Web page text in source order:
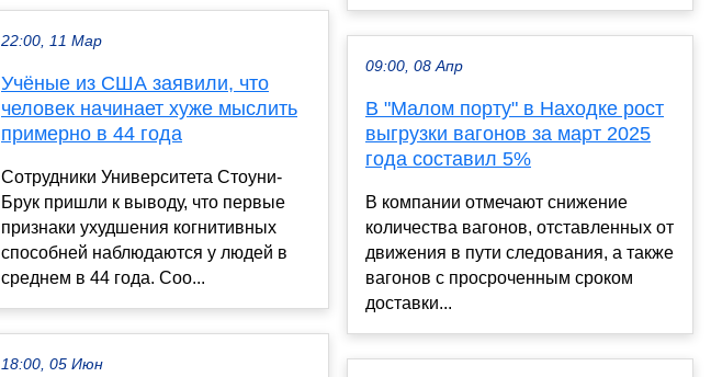
22:00, 11 Мар
Учёные из США заявили, что
человек начинает хуже мыслить
примерно в 44 года
Сотрудники Университета Стоуни-
Брук пришли к выводу, что первые
признаки ухудшения когнитивных
способней наблюдаются у людей в
среднем в 44 года. Соо...
18:00, 05 Июн
09:00, 08 Апр
В "Малом порту" в Находке рост
выгрузки вагонов за март 2025
года составил 5%
В компании отмечают снижение
количества вагонов, отставленных от
движения в пути следования, а также
вагонов с просроченным сроком
доставки...